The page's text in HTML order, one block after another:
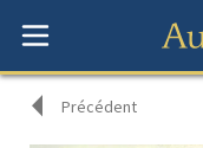
Précédent